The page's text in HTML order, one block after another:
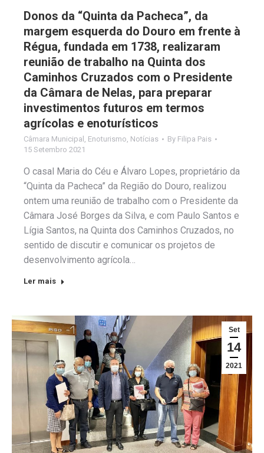
Donos da “Quinta da Pacheca”, da
margem esquerda do Douro em frente à
Régua, fundada em 1738, realizaram
reunião de trabalho na Quinta dos
Caminhos Cruzados com o Presidente
da Câmara de Nelas, para preparar
investimentos futuros em termos
agrícolas e enoturísticos
Câmara Municipal , Enoturismo, Notícias By Filipa Pais
15 Setembro 2021
O casal Maria do Céu e Álvaro Lopes, proprietário da
“Quinta da Pacheca” da Região do Douro, realizou
ontem uma reunião de trabalho com o Presidente da
Câmara José Borges da Silva, e com Paulo Santos e
Lígia Santos, na Quinta dos Caminhos Cruzados, no
sentido de discutir e comunicar os projetos de
desenvolvimento agrícola…
Ler mais
Set
14
2021